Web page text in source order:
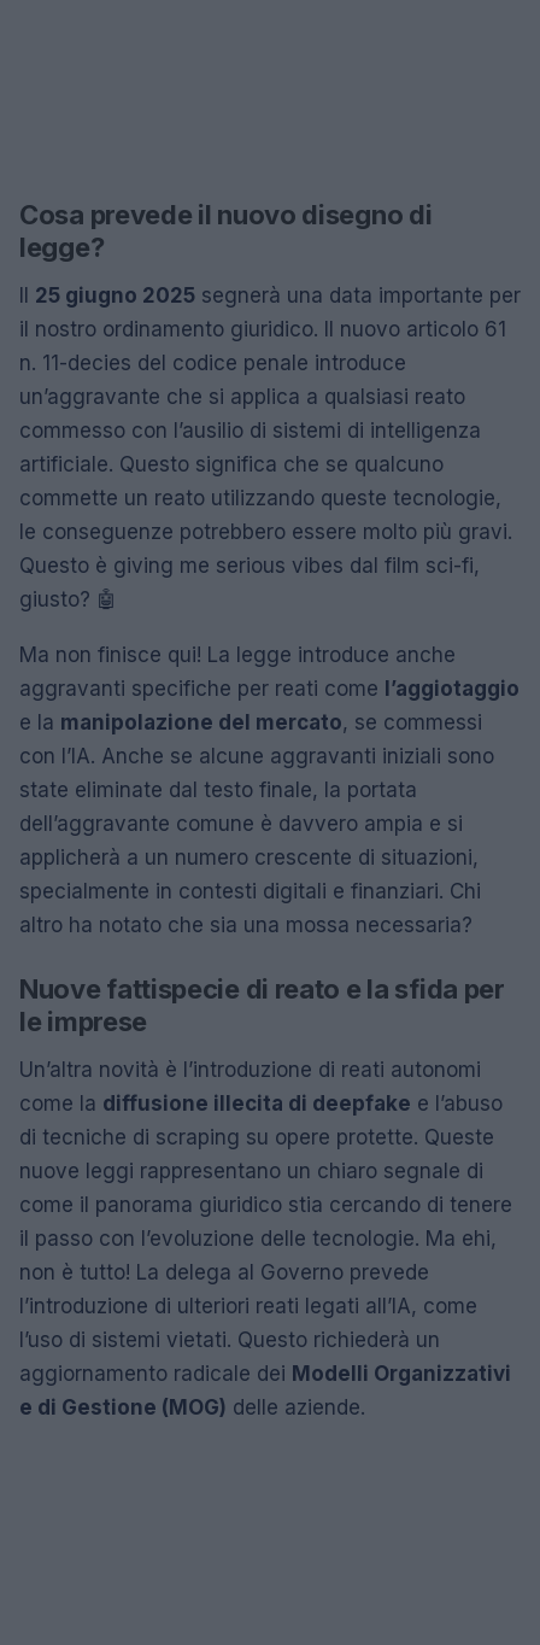
Cosa prevede il nuovo disegno di
legge?
25 giugno 2025 segnerà una data importante per
il nostro ordinamento giuridico. Il nuovo articolo 61
n. 11-decies del codice penale introduce
un’aggravante che si applica a qualsiasi reato
commesso con l’ausilio di sistemi di intelligenza
artificiale. Questo significa che se qualcuno
commette un reato utilizzando queste tecnologie,
le conseguenze potrebbero essere molto più gravi.
Questo è giving me serious vibes dal film sci-fi,
giusto? 🤖
Ma non finisce qui! La legge introduce anche
aggravanti specifiche per reati come l’aggiotaggio
e la manipolazione del mercato, se commessi
con l’IA. Anche se alcune aggravanti iniziali sono
state eliminate dal testo finale, la portata
dell’aggravante comune è davvero ampia e si
applicherà a un numero crescente di situazioni,
specialmente in contesti digitali e finanziari. Chi
altro ha notato che sia una mossa necessaria?
Nuove fattispecie di reato e la sfida per
le imprese
Un’altra novità è l’introduzione di reati autonomi
come la diffusione illecita di deepfake e l’abuso
di tecniche di scraping su opere protette. Queste
nuove leggi rappresentano un chiaro segnale di
come il panorama giuridico stia cercando di tenere
il passo con l’evoluzione delle tecnologie. Ma ehi,
non è tutto! La delega al Governo prevede
l’introduzione di ulteriori reati legati all’IA, come
l’uso di sistemi vietati. Questo richiederà un
aggiornamento radicale dei Modelli Organizzativi
e di Gestione (MOG) delle aziende.